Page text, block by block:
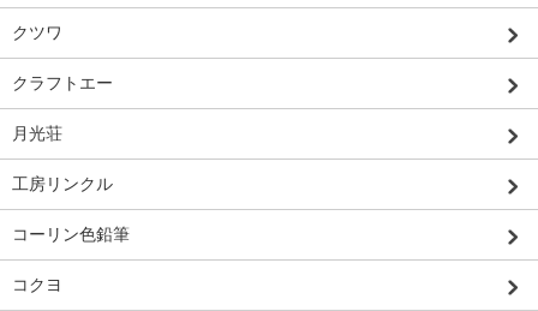
クツワ
クラフトエー
月光荘
工房リンクル
コーリン色鉛筆
コクヨ